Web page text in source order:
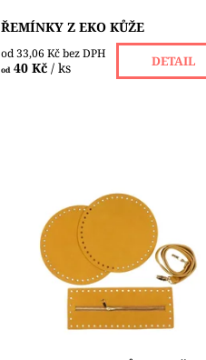
ŘEMÍNKY Z EKO KŮŽE
od 33,06 Kč bez DPH
od40 Kč / ks DETAIL
Sada komponentů na tašku z eko
kůže. Povrch materiálu připomíná
jemně broušenou kůži. Bočnice s
průměrem 20 cm mají po obvodě
dírky s průměrem...
Dostupnost:
Skladem 3 ks